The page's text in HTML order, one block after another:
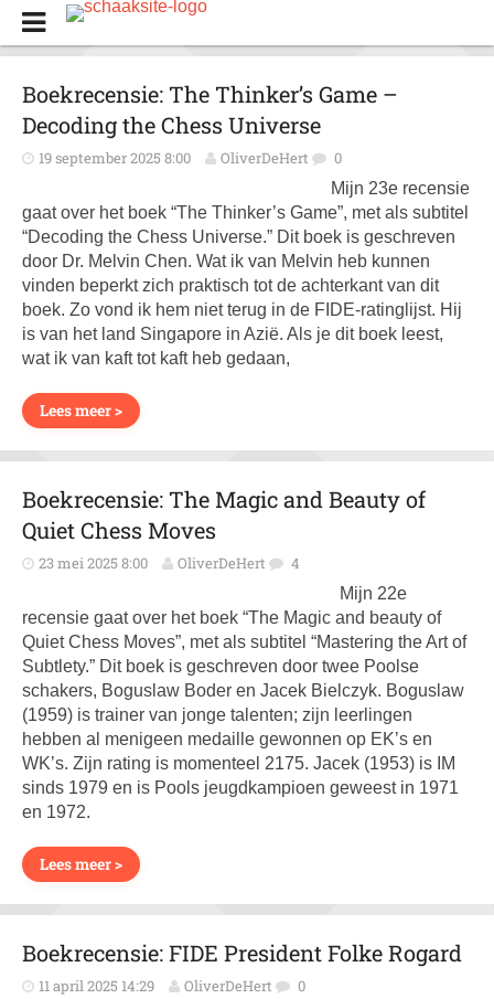
Boekrecensie: The Thinker’s Game –
Decoding the Chess Universe
19 september 2025 8:00 OliverDeHert 0
Mijn 23e recensie
gaat over het boek “The Thinker’s Game”, met als subtitel
“Decoding the Chess Universe.” Dit boek is geschreven
door Dr. Melvin Chen. Wat ik van Melvin heb kunnen
vinden beperkt zich praktisch tot de achterkant van dit
boek. Zo vond ik hem niet terug in de FIDE-ratinglijst. Hij
is van het land Singapore in Azië. Als je dit boek leest,
wat ik van kaft tot kaft heb gedaan,
Lees meer >
Boekrecensie: The Magic and Beauty of
Quiet Chess Moves
23 mei 2025 8:00 OliverDeHert 4
Mijn 22e
recensie gaat over het boek “The Magic and beauty of
Quiet Chess Moves”, met als subtitel “Mastering the Art of
Subtlety.” Dit boek is geschreven door twee Poolse
schakers, Boguslaw Boder en Jacek Bielczyk. Boguslaw
(1959) is trainer van jonge talenten; zijn leerlingen
hebben al menigeen medaille gewonnen op EK’s en
WK’s. Zijn rating is momenteel 2175. Jacek (1953) is IM
sinds 1979 en is Pools jeugdkampioen geweest in 1971
en 1972.
Lees meer >
Boekrecensie: FIDE President Folke Rogard
11 april 2025 14:29 OliverDeHert 0